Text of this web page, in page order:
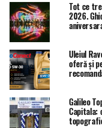
ARTICOLE PE ACEIASI TEMA:
URMATORUL
Sentință ȘOC pentru
Drăghia, condamnat la
NU RATATI
Toți șoferii trebuie să
cele mai așteptate
Comisarul de Prahova
Tot ce
2026.
Uleiul
oferă și
Galileo